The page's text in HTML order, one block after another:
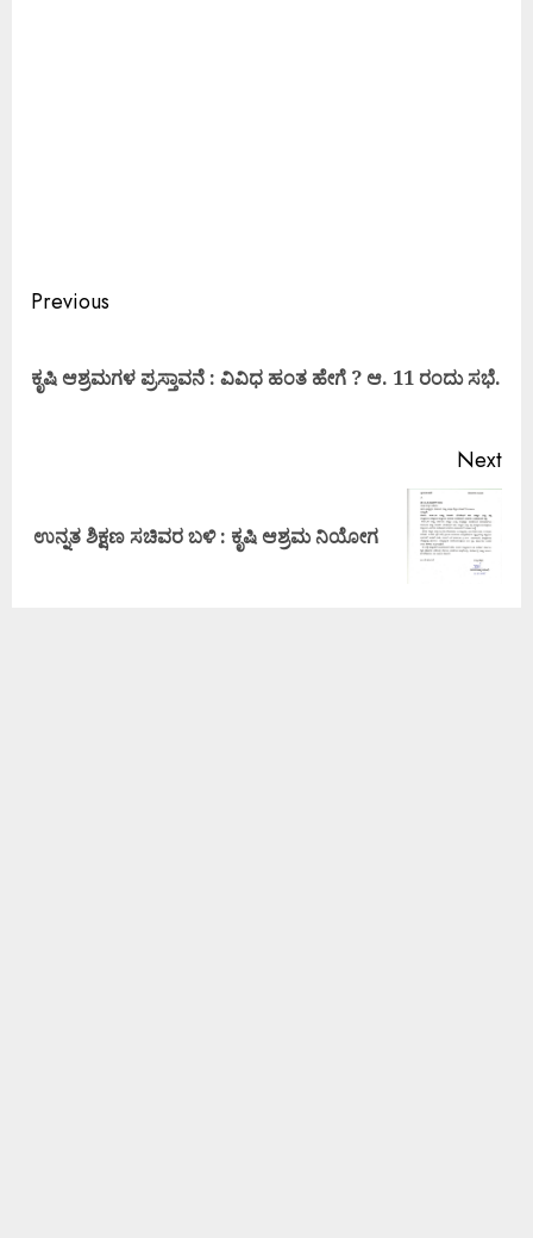
Previous
ಕೃಷಿ ಆಶ್ರಮಗಳ ಪ್ರಸ್ತಾವನೆ : ವಿವಿಧ ಹಂತ ಹೇಗೆ ? ಆ. 11 ರಂದು ಸಭೆ.
Next
ಉನ್ನತ ಶಿಕ್ಷಣ ಸಚಿವರ ಬಳಿ : ಕೃಷಿ ಆಶ್ರಮ ನಿಯೋಗ